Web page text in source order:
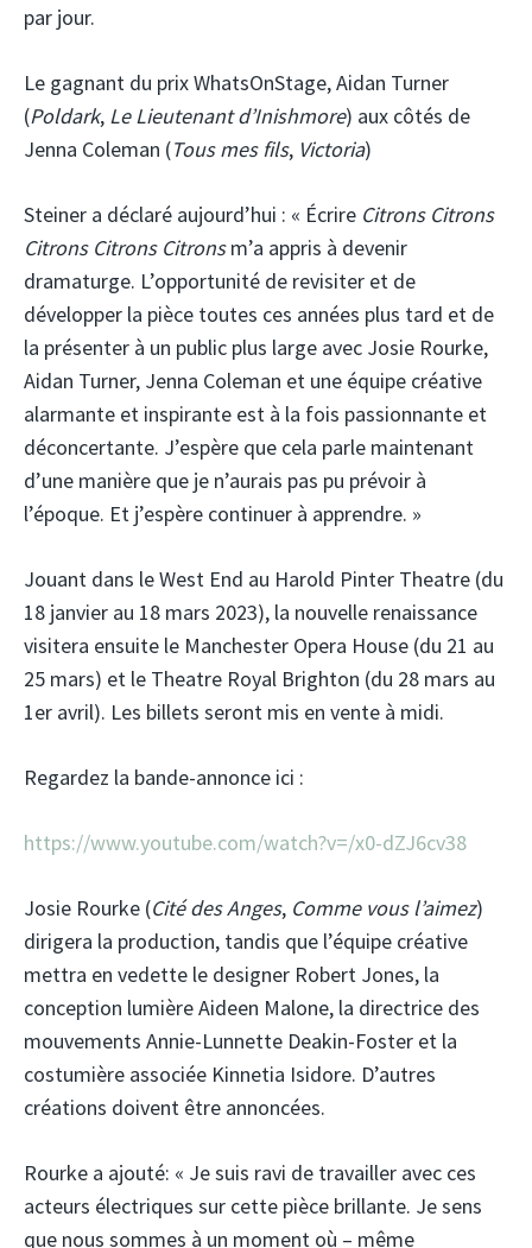
par jour.
Le gagnant du prix WhatsOnStage, Aidan Turner
(Poldark, Le Lieutenant d’Inishmore) aux côtés de
Jenna Coleman (Tous mes fils, Victoria)
Steiner a déclaré aujourd’hui : « Écrire Citrons Citrons
Citrons Citrons Citronsm’a appris à devenir
dramaturge. L’opportunité de revisiter et de
développer la pièce toutes ces années plus tard et de
la présenter à un public plus large avec Josie Rourke,
Aidan Turner, Jenna Coleman et une équipe créative
alarmante et inspirante est à la fois passionnante et
déconcertante. J’espère que cela parle maintenant
d’une manière que je n’aurais pas pu prévoir à
l’époque. Et j’espère continuer à apprendre. »
Jouant dans le West End au Harold Pinter Theatre (du
18 janvier au 18 mars 2023), la nouvelle renaissance
visitera ensuite le Manchester Opera House (du 21 au
25 mars) et le Theatre Royal Brighton (du 28 mars au
1er avril). Les billets seront mis en vente à midi.
Regardez la bande-annonce ici :
https://www.youtube.com/watch?v=/x0-dZJ6cv38
Josie Rourke (Cité des Anges, Comme vous l’aimez)
dirigera la production, tandis que l’équipe créative
mettra en vedette le designer Robert Jones, la
conception lumière Aideen Malone, la directrice des
mouvements Annie-Lunnette Deakin-Foster et la
costumière associée Kinnetia Isidore. D’autres
créations doivent être annoncées.
Rourke a ajouté: « Je suis ravi de travailler avec ces
acteurs électriques sur cette pièce brillante. Je sens
que nous sommes à un moment où – même